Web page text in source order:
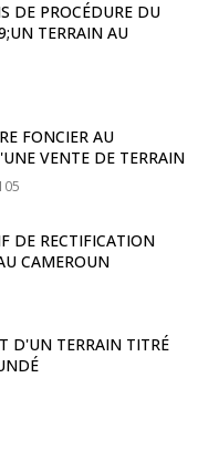
DE PROCÉDURE DU
TERRAIN AU
FONCIER AU
VENTE DE TERRAIN
DE RECTIFICATION
CAMEROUN
D'UN TERRAIN TITRÉ